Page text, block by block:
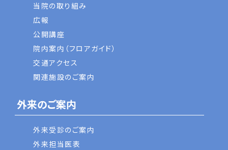
当院の取り組み
広報
公開講座
院内案内（フロアガイド）
交通アクセス
関連施設のご案内
外来のご案内
外来受診のご案内
外来担当医表